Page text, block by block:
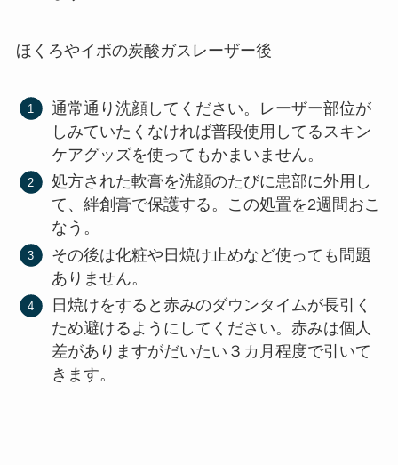
ほくろやイボの炭酸ガスレーザー後
通常通り洗顔してください。レーザー部位が
しみていたくなければ普段使用してるスキン
ケアグッズを使ってもかまいません。
処方された軟膏を洗顔のたびに患部に外用し
て、絆創膏で保護する。この処置を2週間おこ
なう。
その後は化粧や日焼け止めなど使っても問題
ありません。
日焼けをすると赤みのダウンタイムが長引く
ため避けるようにしてください。赤みは個人
差がありますがだいたい３カ月程度で引いて
きます。